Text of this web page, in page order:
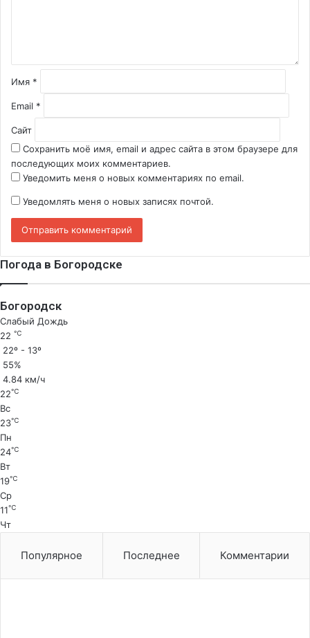
и
й
Имя *
Email *
Сайт
Сохранить моё имя, email и адрес сайта в этом браузере для
последующих моих комментариев.
Уведомить меня о новых комментариях по email.
Уведомлять меня о новых записях почтой.
Погода в Богородске
Богородск
Слабый Дождь
22 ℃
22º - 13º
55%
4.84 км/ч
22℃
Вс
23℃
Пн
24℃
Вт
19℃
Ср
11℃
Чт
Популярное Последнее Комментарии